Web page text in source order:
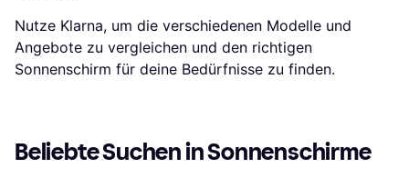
Nutze Klarna, um die verschiedenen Modelle und
Angebote zu vergleichen und den richtigen
Sonnenschirm für deine Bedürfnisse zu finden.
Beliebte Suchen in Sonnenschirme